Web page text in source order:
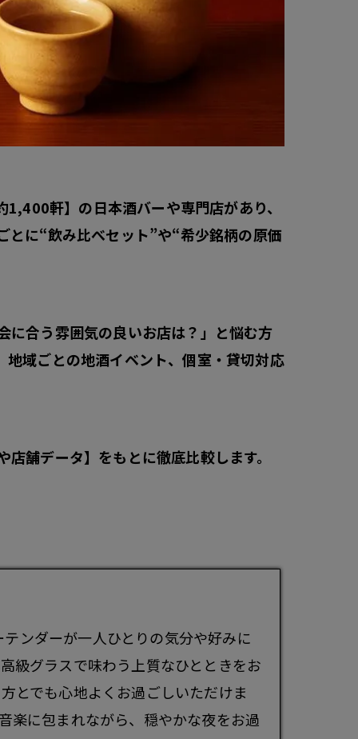
軒】の日本酒バーや専門店があり、
とに“飲み比べセット”や“希少銘柄の原価
に合う雰囲気の良いお店は？」と悩む方
域ごとの地酒イベント、個室・貸切対応
舗データ】をもとに徹底比較します。
ンダーが一人ひとりの気分や好みに
級グラスで味わう上質なひとときをお
とでも心地よくお過ごしいただけま
楽に包まれながら、穏やかな夜をお過